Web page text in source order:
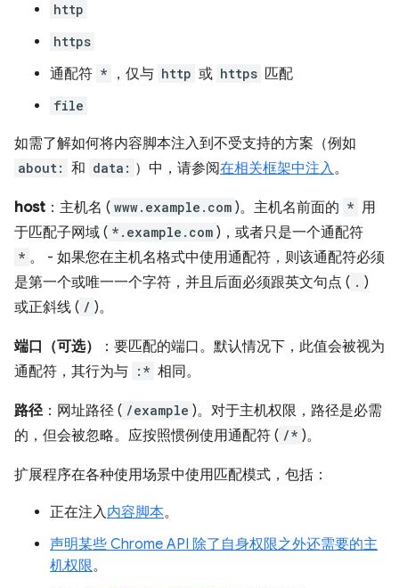
http
https
通配符 * ，仅与 http 或 https 匹配
file
如需了解如何将内容脚本注入到不受支持的方案（例如
about: 和 data: ）中，请参阅在相关框架中注入。
host ：主机名 ( www.example.com )。主机名前面的 * 用
于匹配子网域 ( *.example.com )，或者只是一个通配符
* 。 - 如果您在主机名格式中使用通配符，则该通配符必须
是第一个或唯一一个字符，并且后面必须跟英文句点 ( . )
或正斜线 ( / )。
端口（可选）
：要匹配的端口。默认情况下，此值会被视为
通配符，其行为与 :* 相同。
路径：网址路径 ( /example )。对于主机权限，路径是必需
的，但会被忽略。应按照惯例使用通配符 ( /* )。
扩展程序在各种使用场景中使用匹配模式，包括：
正在注入内容脚本。
声明某些 Chrome API 除了自身权限之外还需要的主
机权限。